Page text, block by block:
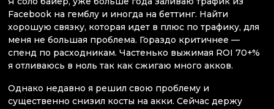
Facebook на гемблу и иногда на беттинг. Найти
хорошую связку, которая идет в плюс по трафику, для
меня не большая проблема. Гораздо критичнее —
спенд по расходникам. Частенько выжимая ROI 70+%
я отливаюсь в ноль так как сжигаю много акков.
Однако недавно я решил свою проблему и
существенно снизил косты на акки. Сейчас держу